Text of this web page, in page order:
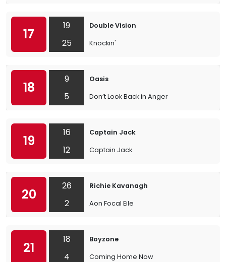
17
19
25
Double Vision
Knockin'
18
9
5
Oasis
Don’t Look Back in Anger
19
16
12
Captain Jack
Captain Jack
20
26
2
Richie Kavanagh
Aon Focal Eile
21
18
4
Boyzone
Coming Home Now